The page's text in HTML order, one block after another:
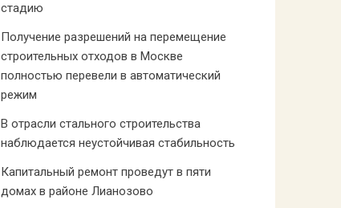
стадию
Получение разрешений на перемещение
строительных отходов в Москве
полностью перевели в автоматический
режим
В отрасли стального строительства
наблюдается неустойчивая стабильность
Капитальный ремонт проведут в пяти
домах в районе Лианозово